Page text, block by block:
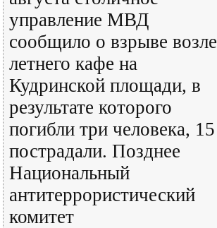
управление МВД
сообщило о взрыве возле
летнего кафе на
Кудринской площади, в
результате которого
погибли три человека, 15
пострадали. Позднее
Национальный
антитеррористический
комитет